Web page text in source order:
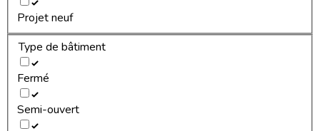
Projet neuf
Type de bâtiment
Fermé
Semi-ouvert